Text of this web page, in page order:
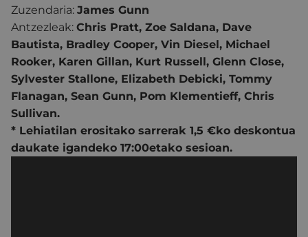
Zuzendaria: James Gunn
Antzezleak: Chris Pratt, Zoe Saldana, Dave
Bautista, Bradley Cooper, Vin Diesel, Michael
Rooker, Karen Gillan, Kurt Russell, Glenn Close,
Sylvester Stallone, Elizabeth Debicki, Tommy
Flanagan, Sean Gunn, Pom Klementieff, Chris
Sullivan.
* Lehiatilan erositako sarrerak 1,5 €ko deskontua
daukate igandeko 17:00etako sesioan.